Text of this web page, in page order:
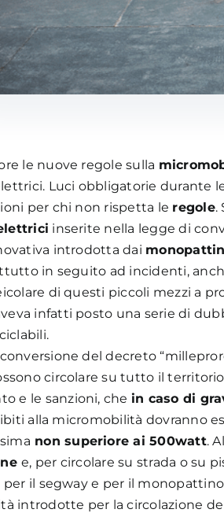
le nuove regole sulla
Luci obbligatorie durante
per chi non rispetta le regole.
inserite nella legge di
introdotta dai
in seguito ad incidenti,
di questi piccoli mezzi a
infatti posto una serie di
del decreto
circolare su tutto il
e le sanzioni, che in caso di
alla micromobilità dovranno
non superiore ai 500watt.
e, per circolare su strada o su
per il segway e per il
introdotte per la circolazione